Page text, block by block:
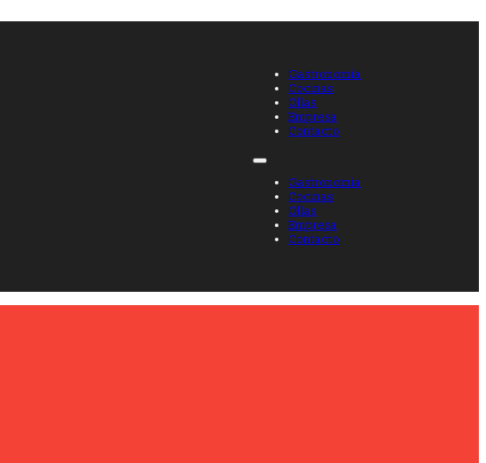
Gastronomía
Cocinas
Ollas
Empresa
Contacto
Gastronomía
Cocinas
Ollas
Empresa
Contacto